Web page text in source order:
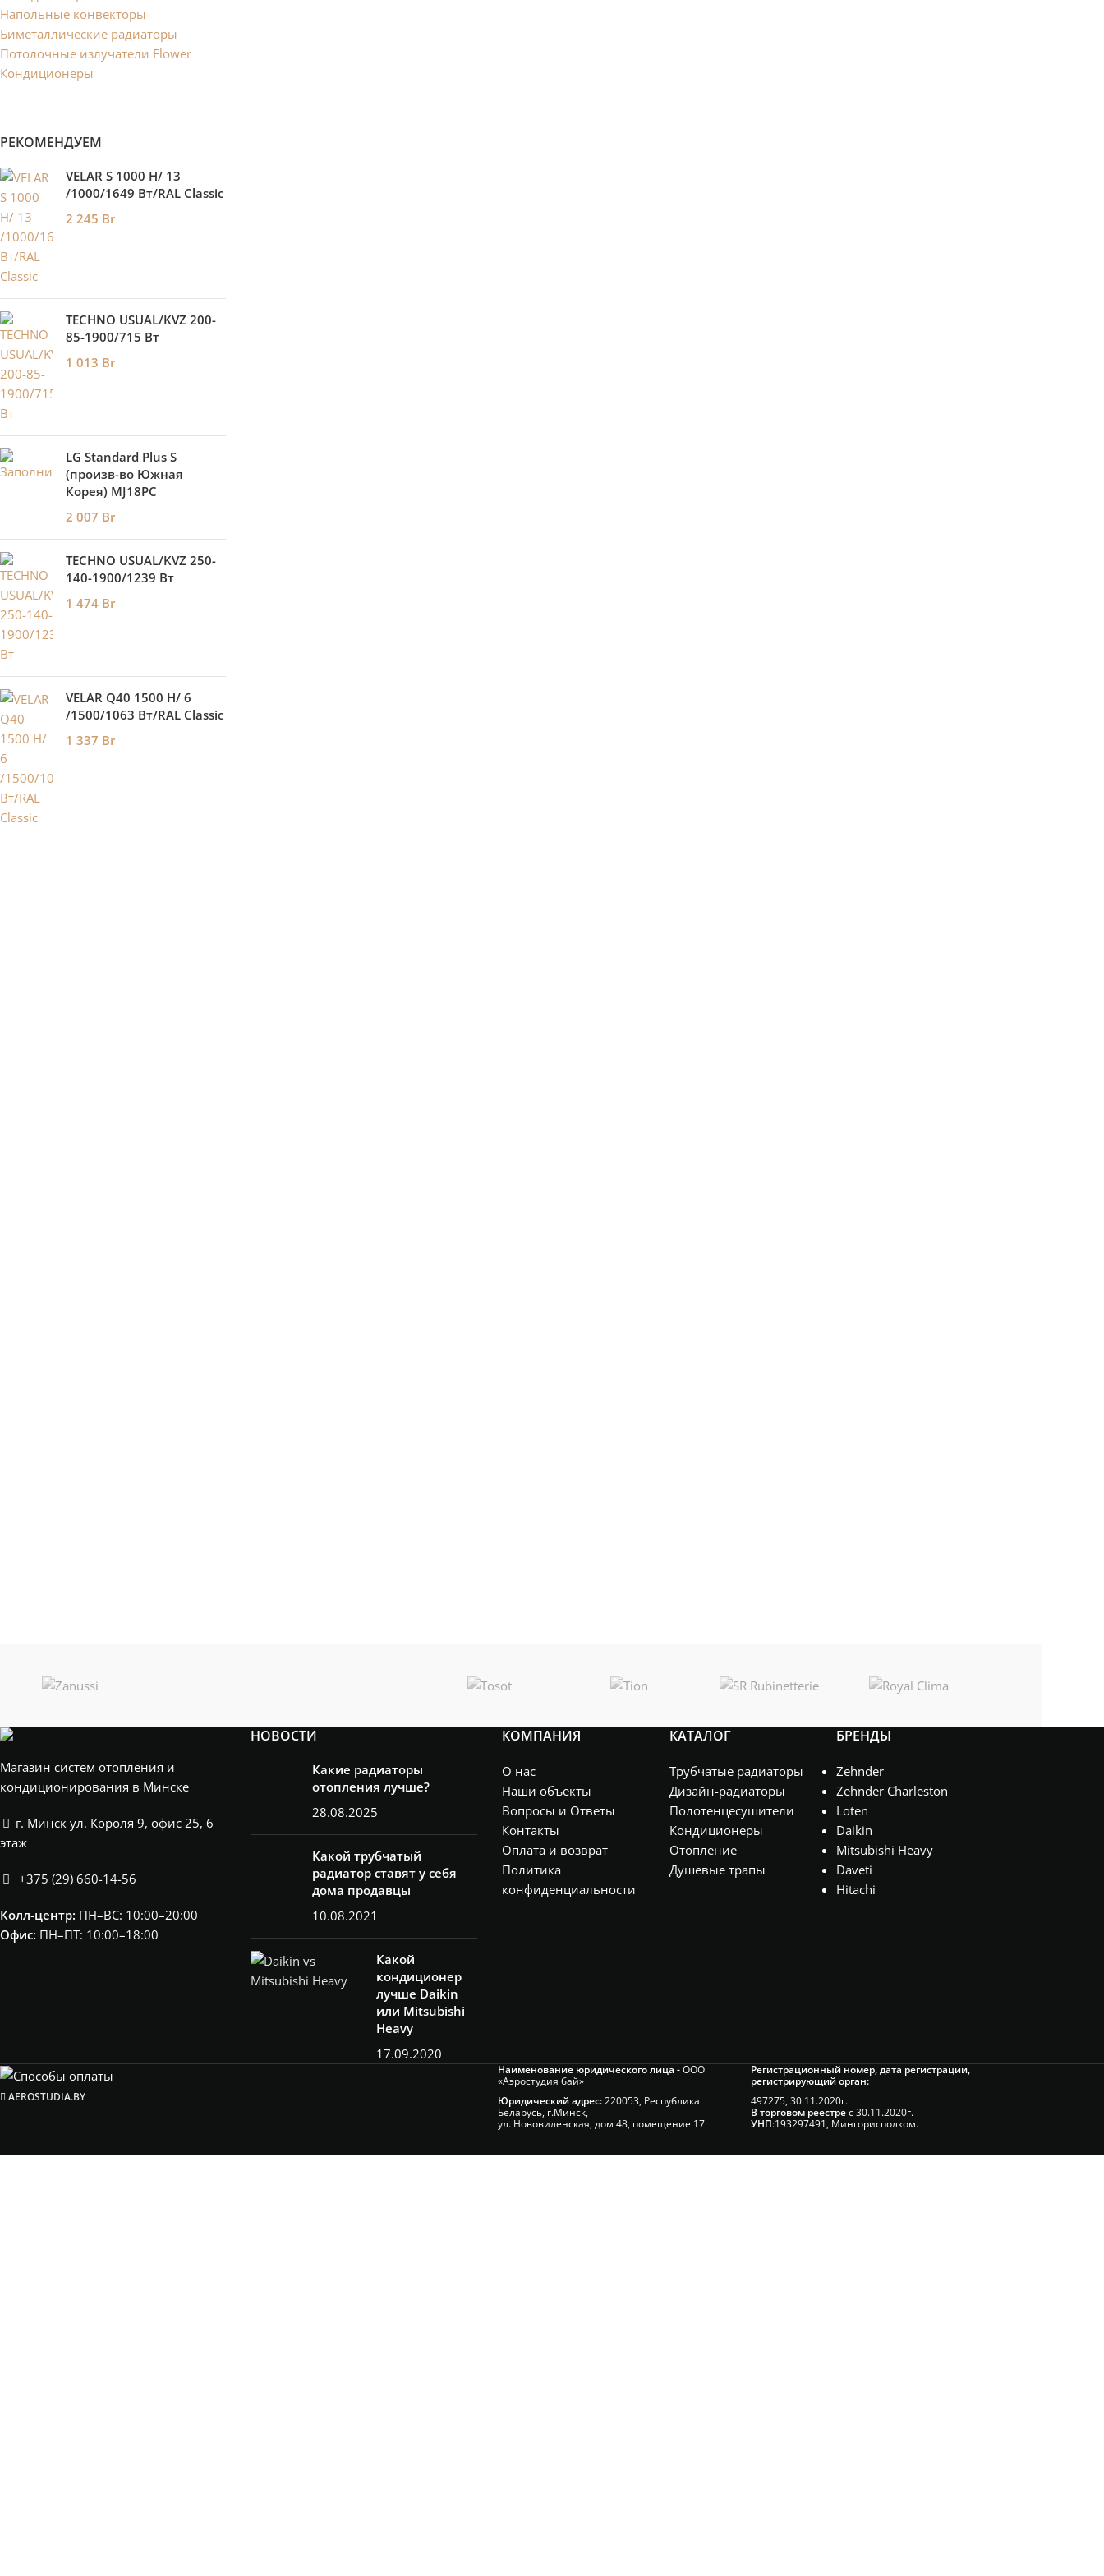
Напольные конвекторы
Биметаллические радиаторы
Потолочные излучатели Flower
Кондиционеры
РЕКОМЕНДУЕМ
VELAR S 1000 H/ 13
/1000/1649 Вт/RAL Classic
2 245 Br
TECHNO USUAL/KVZ 200-
85-1900/715 Вт
1 013 Br
LG Standard Plus S
(произв-во Южная
Корея) MJ18PC
2 007 Br
TECHNO USUAL/KVZ 250-
140-1900/1239 Вт
1 474 Br
VELAR Q40 1500 H/ 6
/1500/1063 Вт/RAL Classic
1 337 Br
Магазин систем отопления и
кондиционирования в Минске
г. Минск ул. Короля 9, офис 25, 6
этаж
+375 (29) 660-14-56
Колл-центр: ПН–ВС: 10:00–20:00​
Офис: ПН–ПТ: 10:00–18:00
НОВОСТИ
Какие радиаторы
отопления лучше?
28.08.2025
Какой трубчатый
радиатор ставят у себя
дома продавцы
10.08.2021
Какой
кондиционер
лучше Daikin
или Mitsubishi
Heavy
17.09.2020
КОМПАНИЯ
О нас
Наши объекты
Вопросы и Ответы
Контакты
Оплата и возврат
Политика
конфиденциальности
КАТАЛОГ
Трубчатые радиаторы
Дизайн-радиаторы
Полотенцесушители
Кондиционеры
Отопление
Душевые трапы
БРЕНДЫ
Zehnder
Zehnder Charleston
Loten
Daikin
Mitsubishi Heavy
Daveti
Hitachi
AEROSTUDIA.BY
Наименование юридического лица -ООО
«Аэростудия бай»
Юридический адрес:220053, Республика
Беларусь, г.Минск,
ул. Нововиленская, дом 48, помещение 17
Регистрационный номер, дата регистрации,
регистрирующий орган:
497275, 30.11.2020г.
В торговом реестрес 30.11.2020г.
УНП:193297491, Мингорисполком.